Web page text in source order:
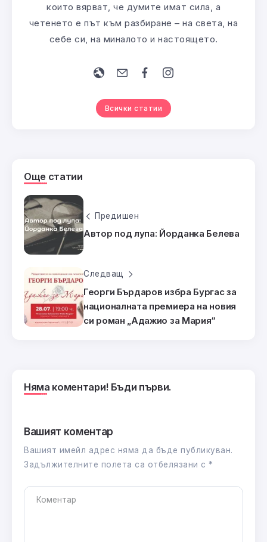
които вярват, че думите имат сила, а
четенето е път към разбиране – на света, на
себе си, на миналото и настоящето.
Всички статии
Още статии
Предишен
Автор под лупа: Йорданка Белева
Следващ
Георги Бърдаров избра Бургас за
националната премиера на новия
си роман „Адажио за Мария“
Няма коментари! Бъди първи.
Вашият коментар
Вашият имейл адрес няма да бъде публикуван.
Задължителните полета са отбелязани с *